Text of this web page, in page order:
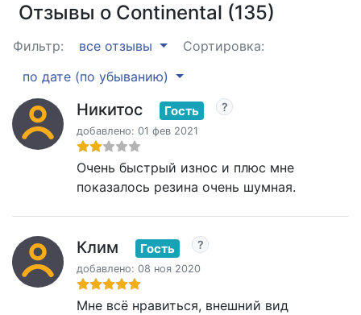
Отзывы о Continental (135)
Фильтр: все отзывы
Сортировка:
по дате (по убыванию)
Никитос Гость
добавлено: 01 фев 2021
Очень быстрый износ и плюс мне
показалось резина очень шумная.
Клим Гость
добавлено: 08 ноя 2020
Мне всё нравиться, внешний вид